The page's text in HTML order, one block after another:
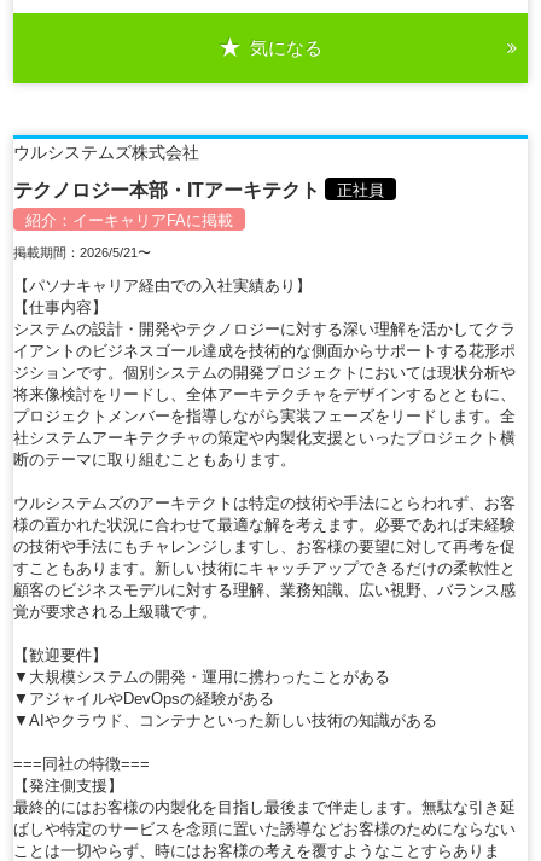
気になる
ウルシステムズ株式会社
テクノロジー本部・ITアーキテクト
正社員
紹介： イーキャリアFAに掲載
掲載期間：2026/5/21〜
【パソナキャリア経由での入社実績あり】
【仕事内容】
システムの設計・開発やテクノロジーに対する深い理解を活かしてクラ
イアントのビジネスゴール達成を技術的な側面からサポートする花形ポ
ジションです。個別システムの開発プロジェクトにおいては現状分析や
将来像検討をリードし、全体アーキテクチャをデザインするとともに、
プロジェクトメンバーを指導しながら実装フェーズをリードします。全
社システムアーキテクチャの策定や内製化支援といったプロジェクト横
断のテーマに取り組むこともあります。
ウルシステムズのアーキテクトは特定の技術や手法にとらわれず、お客
様の置かれた状況に合わせて最適な解を考えます。必要であれば未経験
の技術や手法にもチャレンジしますし、お客様の要望に対して再考を促
すこともあります。新しい技術にキャッチアップできるだけの柔軟性と
顧客のビジネスモデルに対する理解、業務知識、広い視野、バランス感
覚が要求される上級職です。
【歓迎要件】
▼大規模システムの開発・運用に携わったことがある
▼アジャイルやDevOpsの経験がある
▼AIやクラウド、コンテナといった新しい技術の知識がある
===同社の特徴===
【発注側支援】
最終的にはお客様の内製化を目指し最後まで伴走します。無駄な引き延
ばしや特定のサービスを念頭に置いた誘導などお客様のためにならない
ことは一切やらず、時にはお客様の考えを覆すようなことすらありま